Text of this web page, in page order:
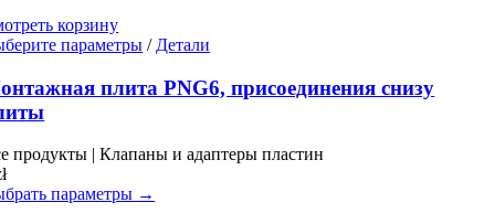
корзину
параметры Этот
имеет
несколько
можно
на
/ Детали
плита PNG6, присоединения снизу
продукты | Клапаны и адаптеры пластин
параметры →